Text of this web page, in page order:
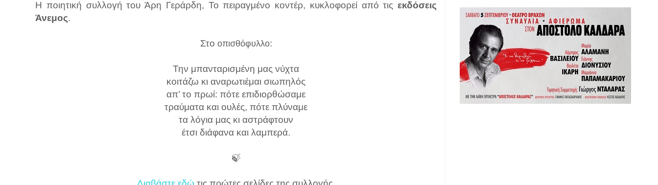
Η ποιητική συλλογή του Άρη Γεράρδη, Το πειραγμένο κοντέρ, κυκλοφορεί από τις εκδόσεις
Άνεμος.
Στο οπισθόφυλλο:
Την μπανταρισμένη μας νύχτα
κοιτάζω κι αναρωτιέμαι σιωπηλός
απ’ το πρωί: πότε επιδιορθώσαμε
τραύματα και ουλές, πότε πλύναμε
τα λόγια μας κι αστράφτουν
έτσι διάφανα και λαμπερά.
🍃